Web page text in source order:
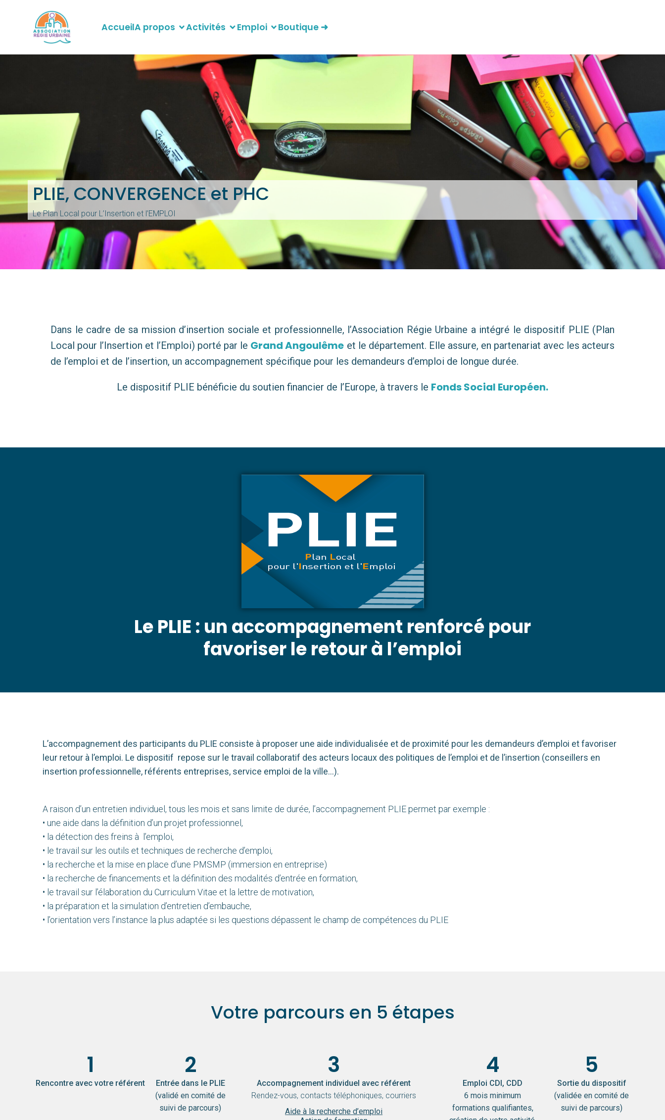
AccueilA propos Activités Emploi Boutique ➜
PLIE, CONVERGENCE et PHC
Le Plan Local pour L’Insertion et l’EMPLOI
Dans le cadre de sa mission d’insertion sociale et professionnelle, l’Association Régie Urbaine a intégré le dispositif PLIE (Plan
Local pour l’Insertion et l’Emploi) porté par le Grand Angoulême et le département. Elle assure, en partenariat avec les acteurs
de l’emploi et de l’insertion, un accompagnement spécifique pour les demandeurs d’emploi de longue durée.
Le dispositif PLIE bénéficie du soutien financier de l’Europe, à travers le Fonds Social Européen.
Le PLIE : un accompagnement renforcé pour
favoriser le retour à l’emploi
L’accompagnement des participants du PLIE consiste à proposer une aide individualisée et de proximité pour les demandeurs d’emploi et favoriser
leur retour à l’emploi. Le dispositif repose sur le travail collaboratif des acteurs locaux des politiques de l’emploi et de l’insertion (conseillers en
insertion professionnelle, référents entreprises, service emploi de la ville…).
A raison d’un entretien individuel, tous les mois et sans limite de durée, l’accompagnement PLIE permet par exemple :
• une aide dans la définition d’un projet professionnel,
• la détection des freins à l’emploi,
• le travail sur les outils et techniques de recherche d’emploi,
• la recherche et la mise en place d’une PMSMP (immersion en entreprise)
• la recherche de financements et la définition des modalités d’entrée en formation,
• le travail sur l’élaboration du Curriculum Vitae et la lettre de motivation,
• la préparation et la simulation d’entretien d’embauche,
• l’orientation vers l’instance la plus adaptée si les questions dépassent le champ de compétences du PLIE
Votre parcours en 5 étapes
1
Rencontre avec votre référent
2
Entrée dans le PLIE
(validé en comité de
suivi de parcours)
3
Accompagnement individuel avec référent
Rendez-vous, contacts téléphoniques, courriers
Aide à la recherche d’emploi
4
Emploi CDI, CDD
6 mois minimum
formations qualifiantes,
5
Sortie du dispositif
(validée en comité de
suivi de parcours)